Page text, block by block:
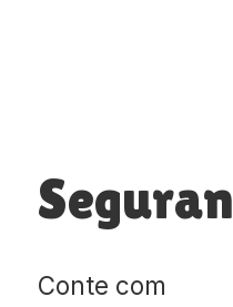
Conte com